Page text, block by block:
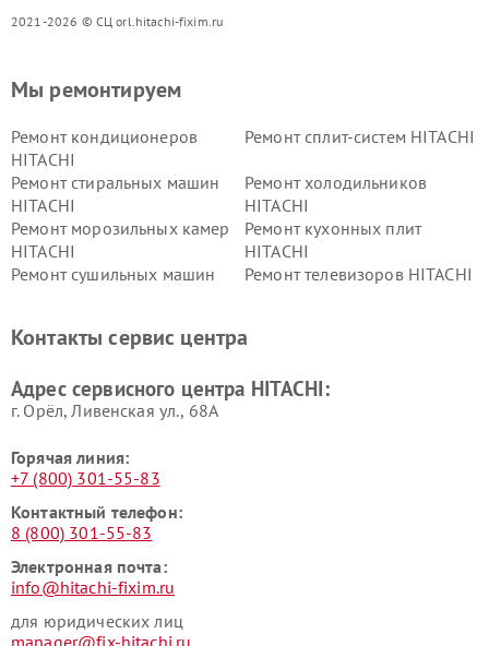
2021-2026 © СЦ orl.hitachi-fixim.ru
Мы ремонтируем
Ремонт кондиционеров
HITACHI
Ремонт сплит-систем HITACHI
Ремонт стиральных машин
HITACHI
Ремонт холодильников
HITACHI
Ремонт морозильных камер
HITACHI
Ремонт кухонных плит
HITACHI
Ремонт сушильных машин
Ремонт телевизоров HITACHI
данных HITACHI
HITACHI
HITACHI
HITACHI
Контакты сервис центра
Адрес сервисного центра HITACHI:
г. Орёл, Ливенская ул., 68А
Горячая линия:
+7 (800) 301-55-83
Контактный телефон:
8 (800) 301-55-83
Электронная почта:
info@hitachi-fixim.ru
для юридических лиц